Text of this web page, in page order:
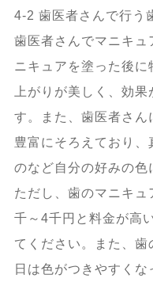
4-2 歯医者さんで行う
歯医者さんでマニキュ
ニキュアを塗った後
上がりが美しく、効
す。また、歯医者さん
豊富にそろえており、
のなど自分の好みの色
ただし、歯のマニキ
千～4千円と料金が高
てください。また、
日は色がつきやすく